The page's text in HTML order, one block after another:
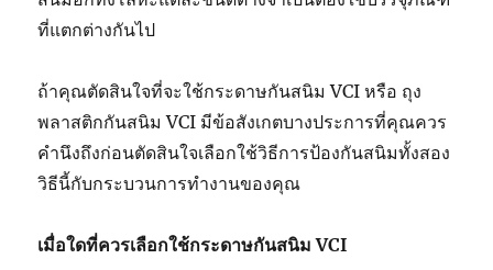
ที่แตกต่างกันไป
ถ้าคุณตัดสินใจที่จะใช้กระดาษกันสนิม VCI หรือ ถุง
พลาสติกกันสนิม VCI มีข้อสังเกตบางประการที่คุณควร
คำนึงถึงก่อนตัดสินใจเลือกใช้วิธีการป้องกันสนิมทั้งสอง
วิธีนี้กับกระบวนการทำงานของคุณ
เมื่อใดที่ควรเลือกใช้กระดาษกันสนิมVCI